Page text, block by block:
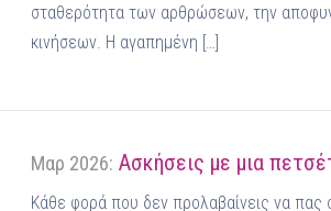
σταθερότητα των αρθρώσεων, την
κινήσεων. Η αγαπημένη […]
Μαρ 2026: Ασκήσεις με μια
Κάθε φορά που δεν προλαβαίνεις να πας